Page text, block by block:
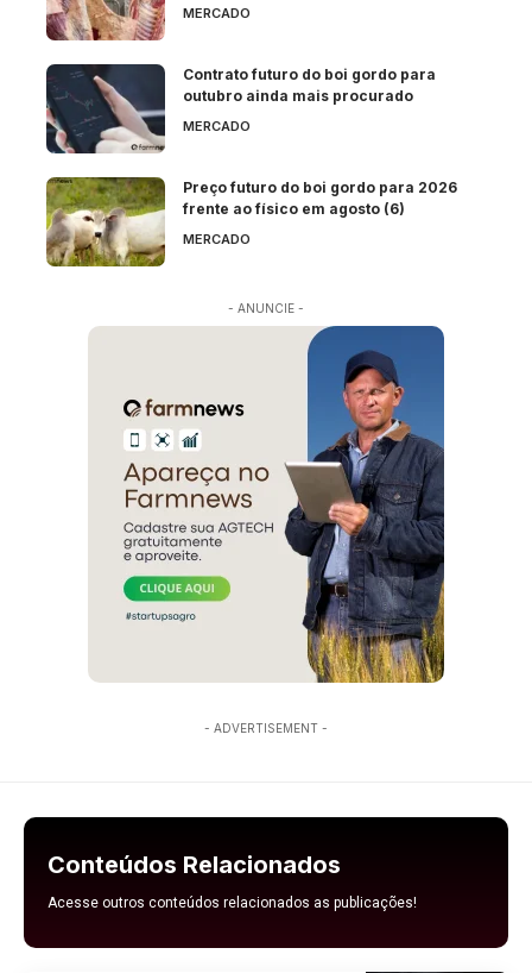
MERCADO
Contrato futuro do boi gordo para
outubro ainda mais procurado
MERCADO
Preço futuro do boi gordo para 2026
frente ao físico em agosto (6)
MERCADO
- ANUNCIE -
- ADVERTISEMENT -
Conteúdos Relacionados
Acesse outros conteúdos relacionados as publicações!